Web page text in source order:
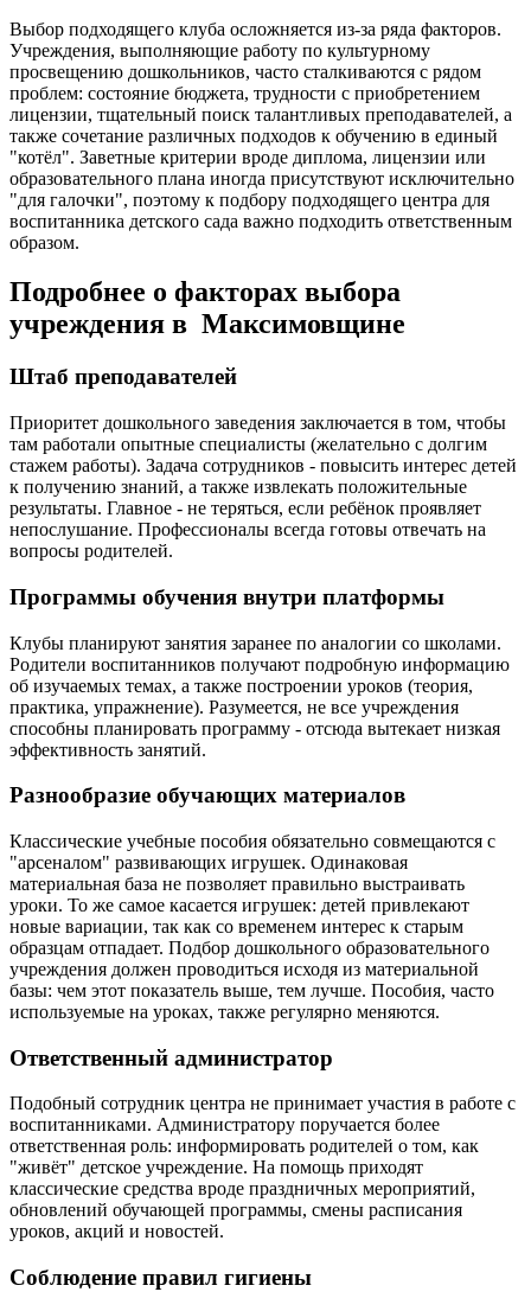
Выбор подходящего клуба осложняется из-за ряда факторов.
Учреждения, выполняющие работу по культурному
просвещению дошкольников, часто сталкиваются с рядом
проблем: состояние бюджета, трудности с приобретением
лицензии, тщательный поиск талантливых преподавателей, а
также сочетание различных подходов к обучению в единый
"котёл". Заветные критерии вроде диплома, лицензии или
образовательного плана иногда присутствуют исключительно
"для галочки", поэтому к подбору подходящего центра для
воспитанника детского сада важно подходить ответственным
образом.
Подробнее о факторах выбора
учреждения в Максимовщине
Штаб преподавателей
Приоритет дошкольного заведения заключается в том, чтобы
там работали опытные специалисты (желательно с долгим
стажем работы). Задача сотрудников - повысить интерес детей
к получению знаний, а также извлекать положительные
результаты. Главное - не теряться, если ребёнок проявляет
непослушание. Профессионалы всегда готовы отвечать на
вопросы родителей.
Программы обучения внутри платформы
Клубы планируют занятия заранее по аналогии со школами.
Родители воспитанников получают подробную информацию
об изучаемых темах, а также построении уроков (теория,
практика, упражнение). Разумеется, не все учреждения
способны планировать программу - отсюда вытекает низкая
эффективность занятий.
Разнообразие обучающих материалов
Классические учебные пособия обязательно совмещаются с
"арсеналом" развивающих игрушек. Одинаковая
материальная база не позволяет правильно выстраивать
уроки. То же самое касается игрушек: детей привлекают
новые вариации, так как со временем интерес к старым
образцам отпадает. Подбор дошкольного образовательного
учреждения должен проводиться исходя из материальной
базы: чем этот показатель выше, тем лучше. Пособия, часто
используемые на уроках, также регулярно меняются.
Ответственный администратор
Подобный сотрудник центра не принимает участия в работе с
воспитанниками. Администратору поручается более
ответственная роль: информировать родителей о том, как
"живёт" детское учреждение. На помощь приходят
классические средства вроде праздничных мероприятий,
обновлений обучающей программы, смены расписания
уроков, акций и новостей.
Соблюдение правил гигиены